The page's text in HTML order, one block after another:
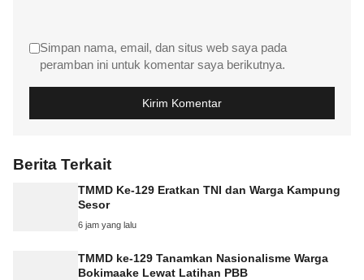
Simpan nama, email, dan situs web saya pada
peramban ini untuk komentar saya berikutnya.
Berita Terkait
TMMD Ke-129 Eratkan TNI dan Warga Kampung
Sesor
6 jam yang lalu
TMMD ke-129 Tanamkan Nasionalisme Warga
Bokimaake Lewat Latihan PBB